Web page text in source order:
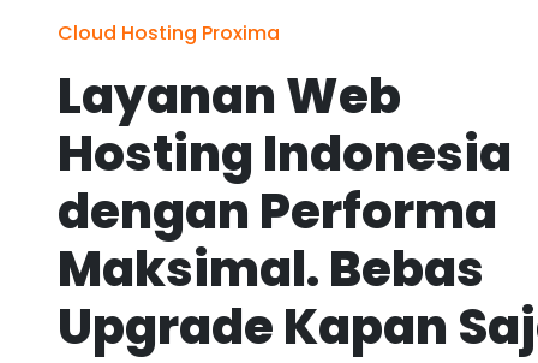
Cloud Hosting Proxima
Layanan Web
Hosting Indonesia
dengan Performa
Maksimal. Bebas
Upgrade Kapan